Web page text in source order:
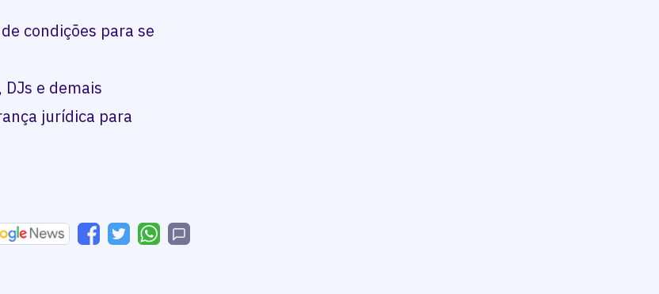
condições para se
e demais
jurídica para